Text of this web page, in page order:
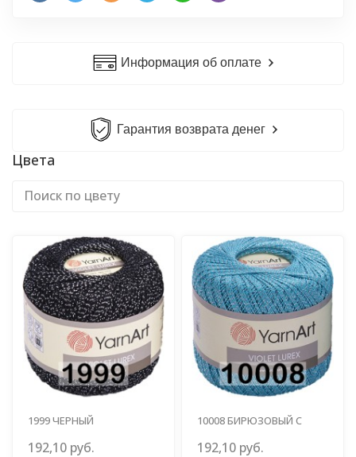
Информация об оплате
Гарантия возврата денег
Цвета
1999 ЧЕРНЫЙ
192,10 руб.
10008 БИРЮЗОВЫЙ С
192,10 руб.